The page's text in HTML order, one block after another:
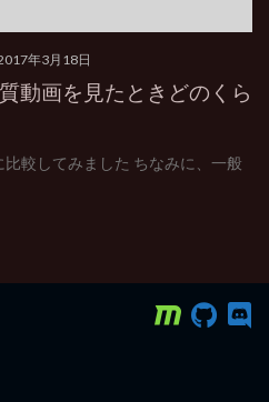
年3月18日
動画を見たときどのくら
較してみました ちなみに、一般